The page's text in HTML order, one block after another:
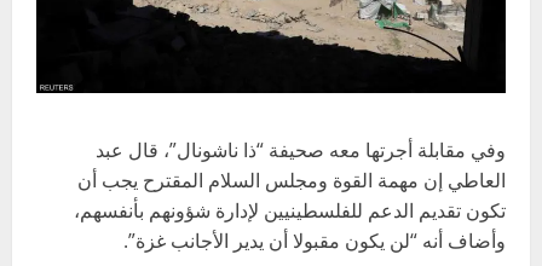
وفي مقابلة أجرتها معه صحيفة “ذا ناشونال”، قال عبد
العاطي إن مهمة القوة ومجلس السلام المقترح يجب أن
تكون تقديم الدعم للفلسطينيين لإدارة شؤونهم بأنفسهم،
وأضاف أنه “لن يكون مقبولا أن يدير الأجانب غزة”.